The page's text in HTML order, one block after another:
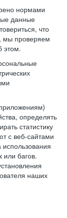
нормами
данные
что
мы проверяем
этом.
определять
статистику
с веб-сайтами
или багов.
наших